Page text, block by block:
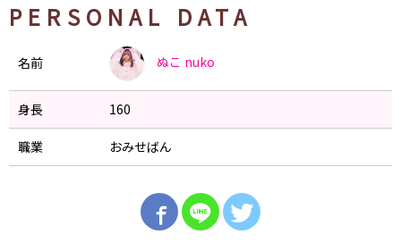
PERSONAL DATA
名前 ぬこ nuko
身長 160
職業 おみせばん